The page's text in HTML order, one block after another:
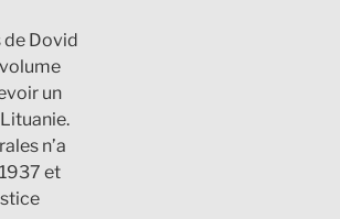
de Dovid
un
n’a
et